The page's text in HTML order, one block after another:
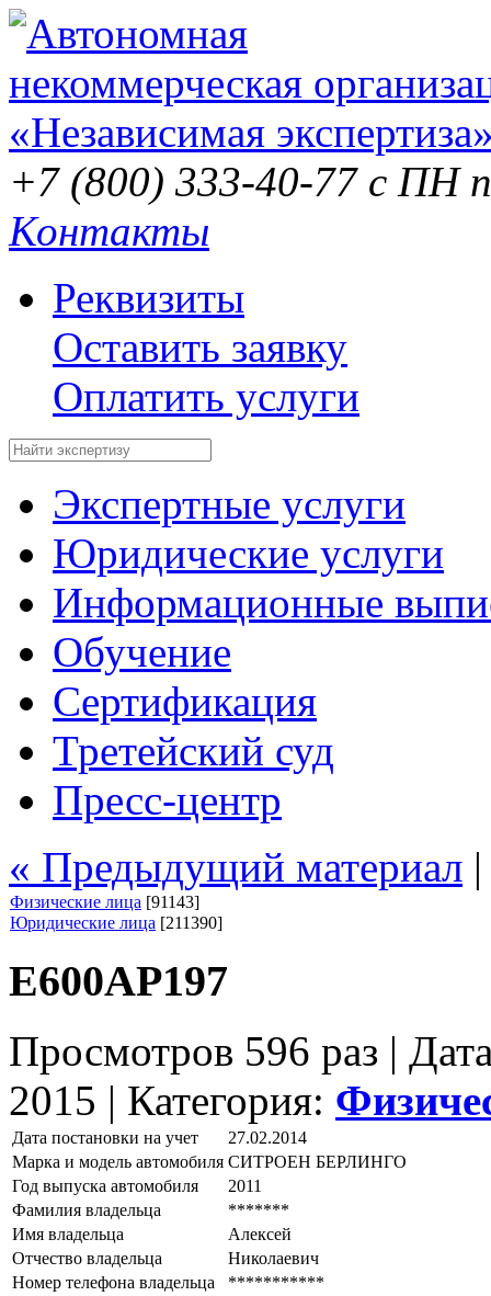
+7 (800) 333-40-77 с ПН
Контакты
Реквизиты
Оставить заявку
Оплатить услуги
Экспертные услуги
Юридические услуги
Информационные
Обучение
Сертификация
Третейский суд
Пресс-центр
« Предыдущий материал
Физические лица [91143]
Юридические лица [211390]
Е600АР197
Просмотров 596 раз |
2015 | Категория:
Дата постановки на учет
27.02.2014
Марка и модель автомобиля СИТРОЕН БЕРЛИНГО
Год выпуска автомобиля
2011
Фамилия владельца
*******
Имя владельца
Алексей
Отчество владельца
Николаевич
Номер телефона владельца
***********